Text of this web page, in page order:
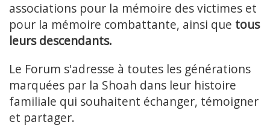
associations pour la mémoire des victimes et
pour la mémoire combattante, ainsi que tous
leurs descendants.
Le Forum s'adresse à toutes les générations
marquées par la Shoah dans leur histoire
familiale qui souhaitent échanger, témoigner
et partager.